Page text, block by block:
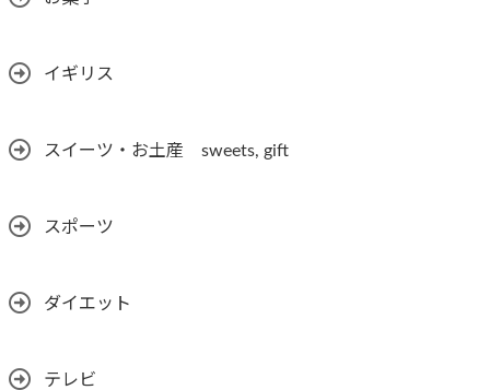
イギリス
スイーツ・お土産 sweets, gift
スポーツ
ダイエット
テレビ